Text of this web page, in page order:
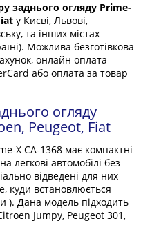
заднього огляду Prime-
у Києві, Львові,
та інших містах
Можлива безготівкова
онлайн оплата
або оплата за товар
огляду
Peugeot, Fiat
X CA-1368 має компактні
легкові автомобілі без
відведені для них
куди встановлюється
). Дана модель підходить
Jumpy, Peugeot 301,